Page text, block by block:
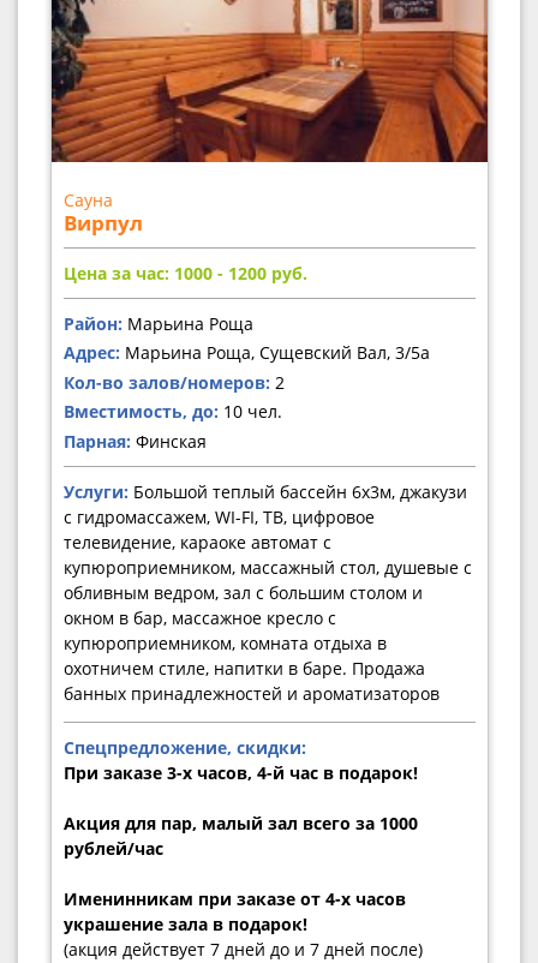
Сауна
Вирпул
Цена за час: 1000 - 1200 руб.
Район: Марьина Роща
Адрес: Марьина Роща, Сущевский Вал, 3/5а
Кол-во залов/номеров: 2
Вместимость, до: 10 чел.
Парная: Финская
Услуги: Большой теплый бассейн 6х3м, джакузи
с гидромассажем, WI-FI, ТВ, цифровое
телевидение, караоке автомат с
купюроприемником, массажный стол, душевые с
обливным ведром, зал с большим столом и
окном в бар, массажное кресло с
купюроприемником, комната отдыха в
охотничем стиле, напитки в баре. Продажа
банных принадлежностей и ароматизаторов
Спецпредложение, скидки:
При заказе 3-х часов, 4-й час в подарок!
Акция для пар, малый зал всего за 1000
рублей/час
Именинникам при заказе от 4-х часов
украшение зала в подарок!
(акция действует 7 дней до и 7 дней после)